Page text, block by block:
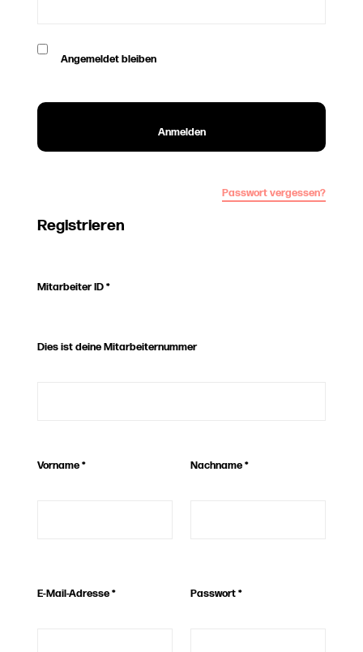
Angemeldet bleiben
Anmelden
Passwort vergessen?
Registrieren
Mitarbeiter ID*
Dies ist deine Mitarbeiternummer
Vorname* Nachname*
E-Mail-Adresse* Passwort*